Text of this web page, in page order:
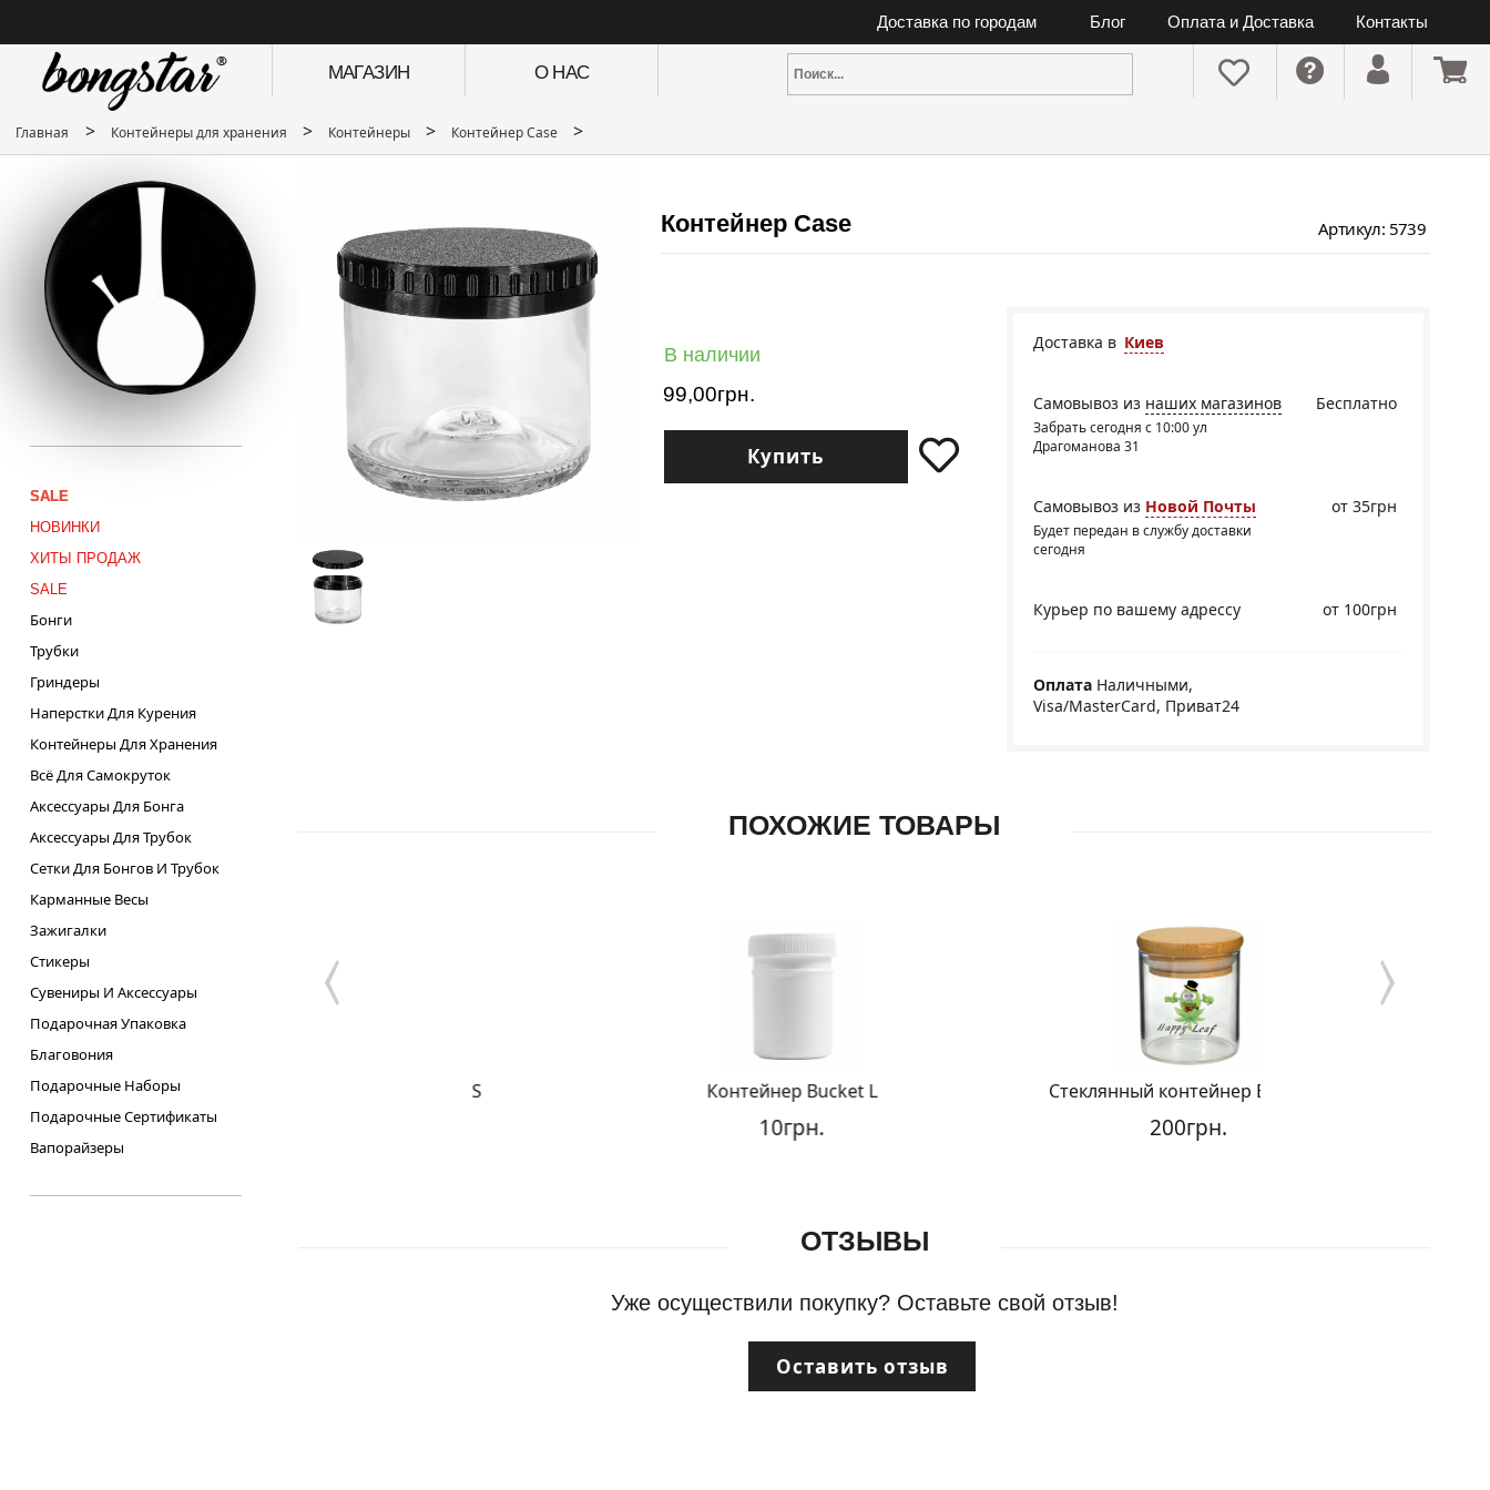
Доставка по городам Блог Оплата и Доставка Контакты
МАГАЗИН О НАС
Главная > Контейнеры для хранения > Контейнеры > Контейнер Case >
SALE
НОВИНКИ
ХИТЫ ПРОДАЖ
SALE
Бонги
Трубки
Гриндеры
Наперстки Для Курения
Контейнеры Для Хранения
Всё Для Самокруток
Аксессуары Для Бонга
Аксессуары Для Трубок
Сетки Для Бонгов И Трубок
Карманные Весы
Зажигалки
Стикеры
Сувениры И Аксессуары
Подарочная Упаковка
Благовония
Подарочные Наборы
Подарочные Сертификаты
Вапорайзеры
Контейнер Case Артикул: 5739
В наличии
99,00грн.
Купить
Доставка в Киев
Бесплатно
Самовывоз из наших магазинов
Забрать сегодня с 10:00 ул
Драгоманова 31
Самовывоз из Новой Почты
Будет передан в службу доставки
сегодня
от 35грн
Курьер по вашему адрессу от 100грн
Оплата Наличными,
Visa/MasterCard, Приват24
ПОХОЖИЕ ТОВАРЫ
Контейнер Bucket L
10грн.
Стеклянный контейнер Баночка
200грн.
ОТЗЫВЫ
Уже осуществили покупку? Оставьте свой отзыв!
Оставить отзыв